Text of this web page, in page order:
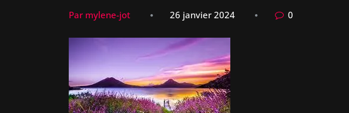
Par mylene-jot 26 janvier 2024 0